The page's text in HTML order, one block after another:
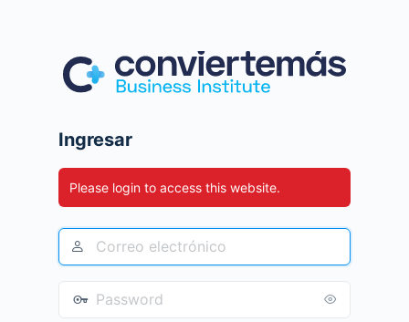
Ingresar
Please login to access this website.